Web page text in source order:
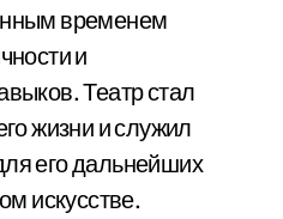
временем
и
Театр стал
жизни и служил
его дальнейших
искусстве.